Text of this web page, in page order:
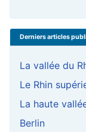
Derniers articles
La vallée du
Le Rhin
La haute
Berlin